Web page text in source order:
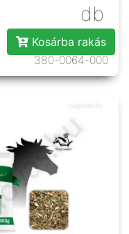
db
Kosárba rakás
380-0064-000